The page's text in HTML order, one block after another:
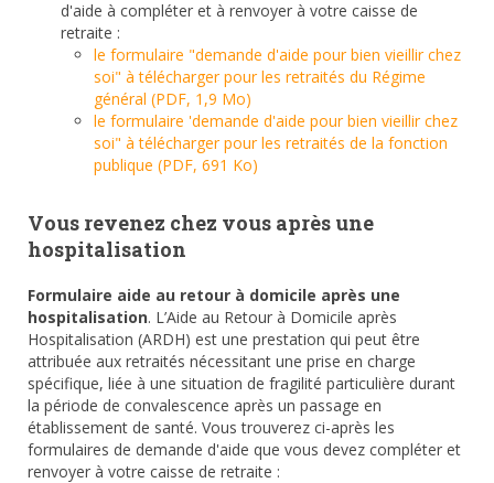
d'aide à compléter et à renvoyer à votre caisse de
retraite :
le formulaire "demande d'aide pour bien vieillir chez
soi" à télécharger pour les retraités du Régime
général (PDF, 1,9 Mo)
le formulaire 'demande d'aide pour bien vieillir chez
soi" à télécharger pour les retraités de la fonction
publique (PDF, 691 Ko)
Vous revenez chez vous après une
hospitalisation
Formulaire aide au retour à domicile après une
hospitalisation. L’Aide au Retour à Domicile après
Hospitalisation (ARDH) est une prestation qui peut être
attribuée aux retraités nécessitant une prise en charge
spécifique, liée à une situation de fragilité particulière durant
la période de convalescence après un passage en
établissement de santé. Vous trouverez ci-après les
formulaires de demande d'aide que vous devez compléter et
renvoyer à votre caisse de retraite :